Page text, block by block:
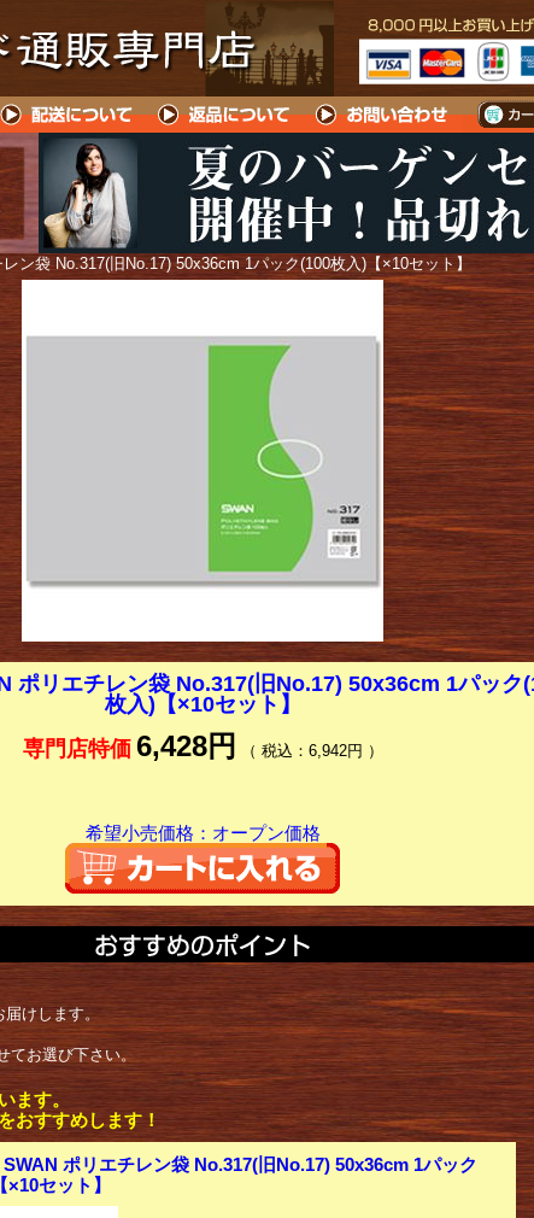
ン袋 No.317(旧No.17) 50x36cm 1パック(100枚入)【×10セット】
ポリエチレン袋 No.317(旧No.17) 50x36cm 1パック
枚入)【×10セット】
専門店特価 6,428円 （ 税込：6,942円 ）
希望小売価格：オープン価格
届けします。
てお選び下さい。
ます。
おすすめします！
SWAN ポリエチレン袋 No.317(旧No.17) 50x36cm 1パック
セット】